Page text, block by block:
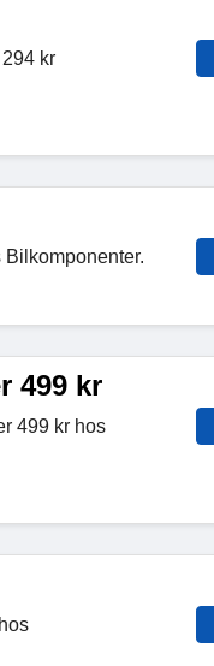
kr
499 kr
499 kr hos